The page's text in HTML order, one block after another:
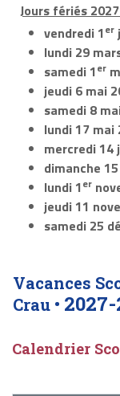
Jours fériés
vendredi 1er
lundi 29
samedi 1er
jeudi 6 mai
samedi 8
lundi 17 mai
mercredi 14
dimanche
lundi 1er
jeudi 11
samedi 25
Vacances
Crau •
Calendrier